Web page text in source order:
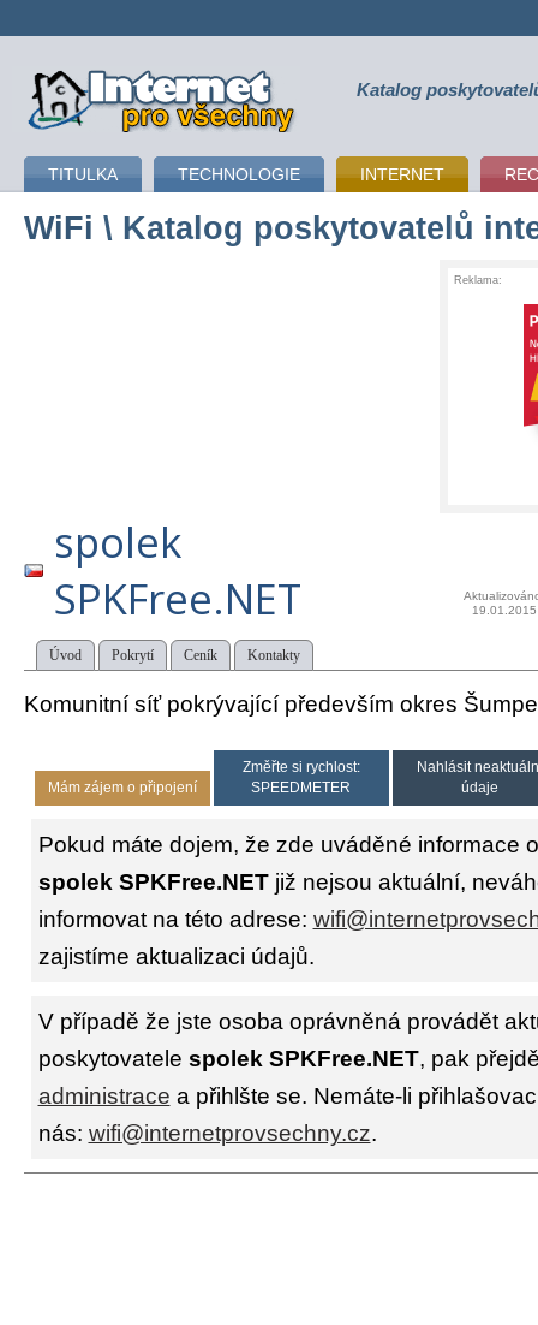
připojení k internetu Katalog
TITULKA TECHNOLOGIE INTERNET
WiFi \ Katalog poskytovatelů
Reklama:
spolek
SPKFree.NET
19.01.2015
Úvod Pokrytí Ceník Kontakty
Komunitní síť pokrývající především okres
Mám zájem o připojení
Změřte si rychlost:
SPEEDMETER
Nahlásit
údaje
Pokud máte dojem, že zde uváděné informace
spolek SPKFree.NETjiž nejsou aktuální,
informovat na této adrese:
zajistíme aktualizaci údajů.
V případě že jste osoba oprávněná provádět
poskytovatele spolek SPKFree.NET, pak
administrace a přihlšte se. Nemáte-li
nás: wifi@internetprovsechny.cz.